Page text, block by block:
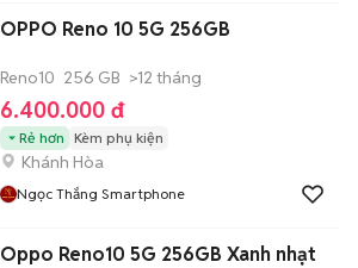
OPPO Reno 10 5G 256GB
Reno10 256 GB >12 tháng
6.400.000 đ
Rẻ hơn Kèm phụ kiện
Khánh Hòa
Ngọc Thắng Smartphone
Oppo Reno10 5G 256GB Xanh nhạt